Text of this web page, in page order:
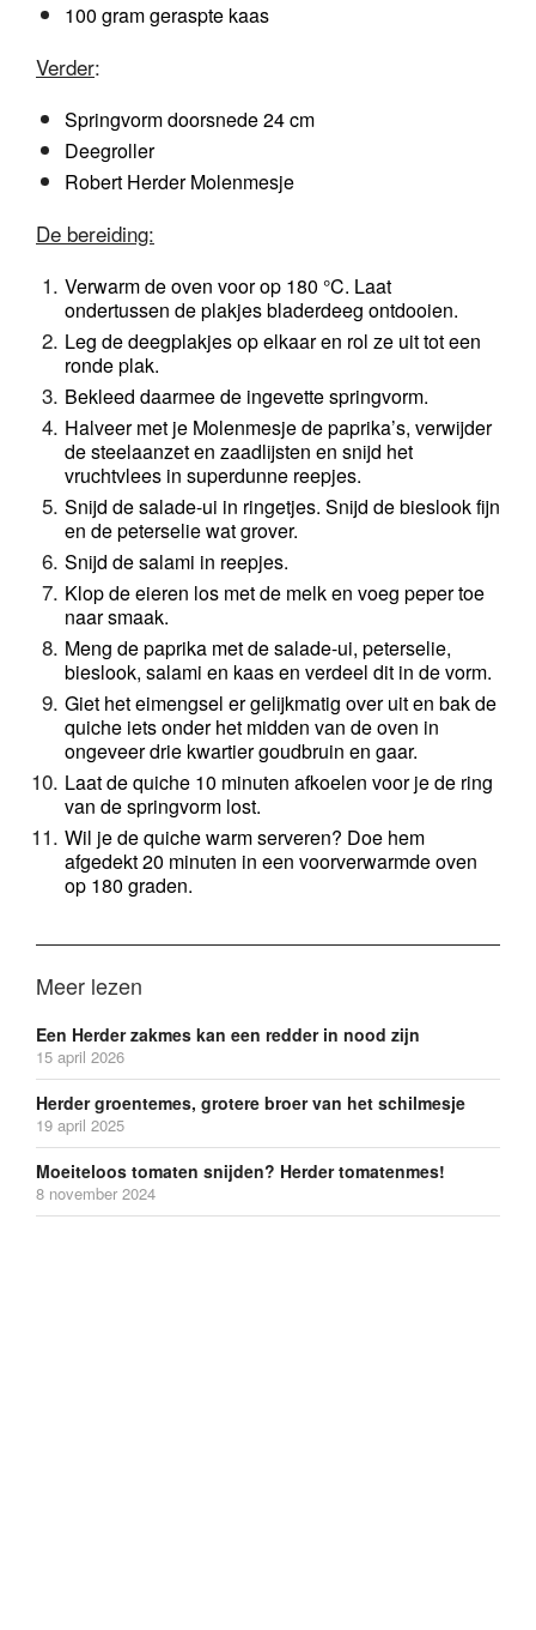
100 gram geraspte kaas
Verder:
Springvorm doorsnede 24 cm
Deegroller
Robert Herder Molenmesje
De bereiding:
Verwarm de oven voor op 180 °C. Laat
ondertussen de plakjes bladerdeeg ontdooien.
Leg de deegplakjes op elkaar en rol ze uit tot een
ronde plak.
Bekleed daarmee de ingevette springvorm.
Halveer met je Molenmesje de paprika’s, verwijder
de steelaanzet en zaadlijsten en snijd het
vruchtvlees in superdunne reepjes.
Snijd de salade-ui in ringetjes. Snijd de bieslook fijn
en de peterselie wat grover.
Snijd de salami in reepjes.
Klop de eieren los met de melk en voeg peper toe
naar smaak.
Meng de paprika met de salade-ui, peterselie,
bieslook, salami en kaas en verdeel dit in de vorm.
Giet het eimengsel er gelijkmatig over uit en bak de
quiche iets onder het midden van de oven in
ongeveer drie kwartier goudbruin en gaar.
Laat de quiche 10 minuten afkoelen voor je de ring
van de springvorm lost.
Wil je de quiche warm serveren? Doe hem
afgedekt 20 minuten in een voorverwarmde oven
op 180 graden.
Meer lezen
Een Herder zakmes kan een redder in nood zijn
15 april 2026
Herder groentemes, grotere broer van het schilmesje
19 april 2025
Moeiteloos tomaten snijden? Herder tomatenmes!
8 november 2024